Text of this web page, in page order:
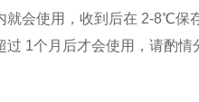
就会使用，收到后在 2-8℃保
1个月后才会使用，请酌情